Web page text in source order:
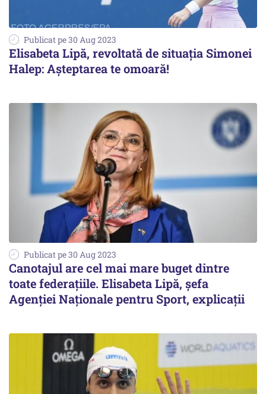
Publicat pe 30 Aug 2023
Elisabeta Lipă, revoltată de situația Simonei
Halep: Aşteptarea te omoară!
Publicat pe 30 Aug 2023
Canotajul are cel mai mare buget dintre
toate federațiile. Elisabeta Lipă, șefa
Agenţiei Naţionale pentru Sport, explicații